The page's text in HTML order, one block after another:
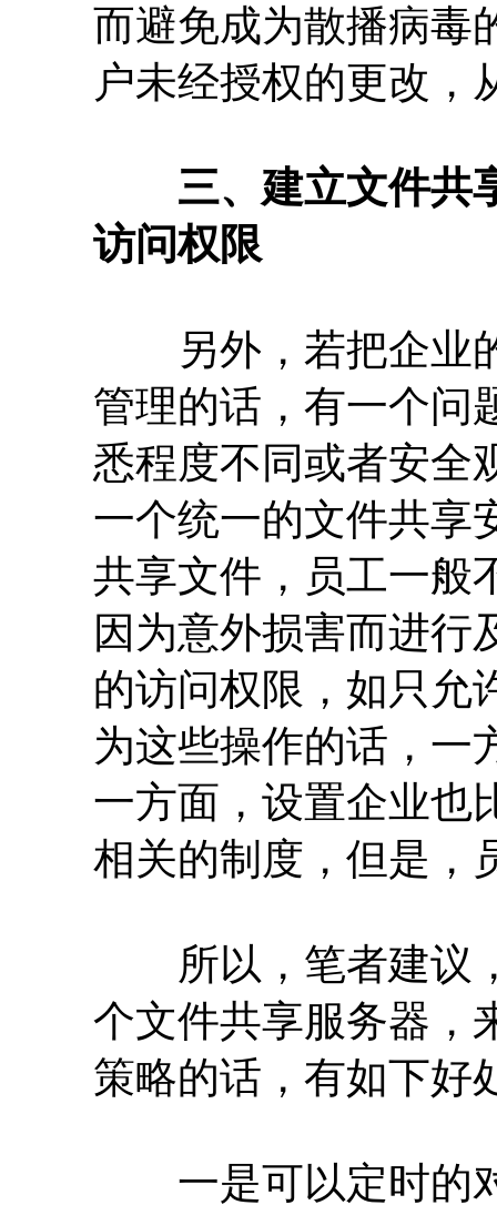
而避免成为散播病毒
户未经授权的更改，
三、建立文件共
访问权限
另外，若把企业的
管理的话，有一个问
悉程度不同或者安全
一个统一的文件共享
共享文件，员工一般
因为意外损害而进行
的访问权限，如只允
为这些操作的话，一
一方面，设置企业也
相关的制度，但是，
所以，笔者建议，
个文件共享服务器，
策略的话，有如下好
一是可以定时的对